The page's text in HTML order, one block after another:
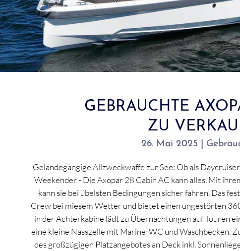
GEBRAUCHTE
ZU
26. Mai 2025 |
Geländegängige Allzweckwaffe zur See: Ob als
Weekender - Die Axopar 28 Cabin AC kann alles. Mit
kann sie bei übelsten Bedingungen sicher fahren. Das
Crew bei miesem Wetter und bietet einen ungestörten
in der Achterkabine lädt zu Übernachtungen auf Touren
eine kleine Nasszelle mit Marine-WC und Waschbecken.
des großzügigen Platzangebotes an Deck inkl.